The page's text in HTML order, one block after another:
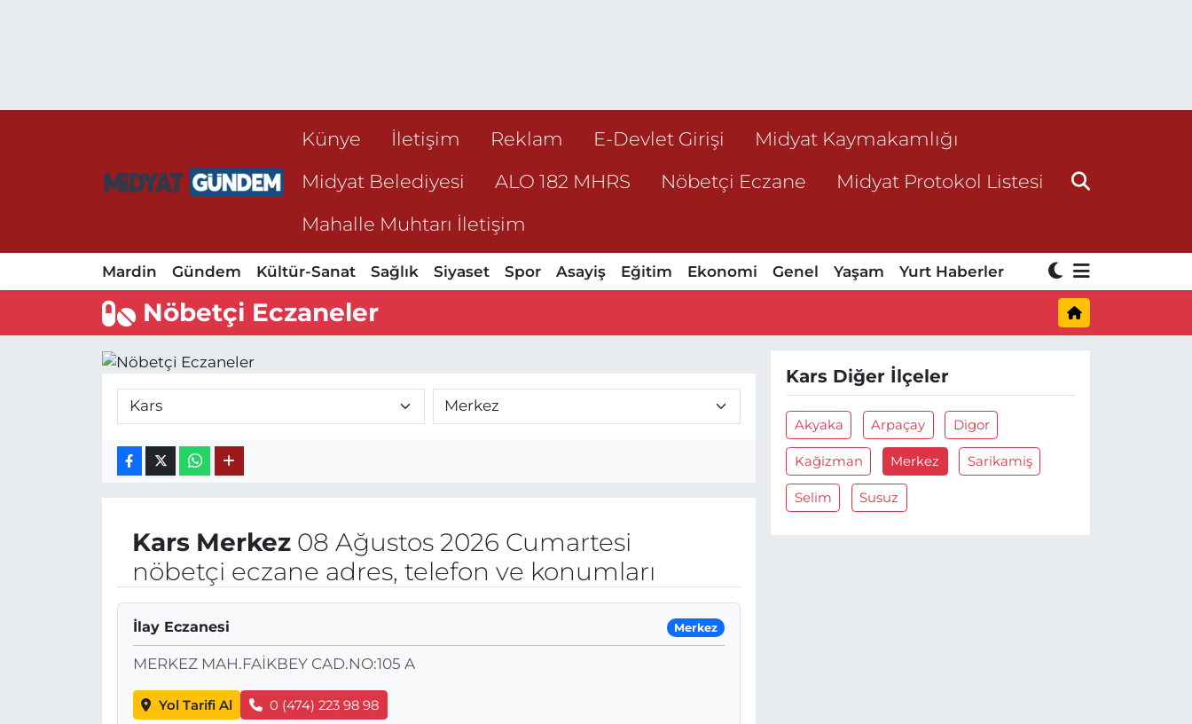
Künye İletişim Reklam E-Devlet Girişi
Midyat Kaymakamlığı
Midyat Belediyesi
ALO 182 MHRS Nöbetçi Eczane
Midyat Protokol Listesi
Mahalle Muhtarı İletişim
Mardin Gündem Kültür-Sanat Sağlık Siyaset Spor Asayiş Eğitim Ekonomi Genel Yaşam Yurt Haberler
Nöbetçi Eczaneler
Kars Merkez08 Ağustos 2026 Cumartesi
nöbetçi eczane adres, telefon ve konumları
İlay Eczanesi Merkez
MERKEZ MAH.FAİKBEY CAD.NO:105 A
Yol Tarifi Al 0 (474) 223 98 98
Kars Diğer İlçeler
Akyaka Arpaçay Digor
Kağizman Merkez Sarikamiş
Selim Susuz